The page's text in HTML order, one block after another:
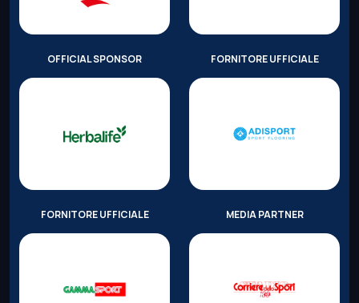
OFFICIAL SPONSOR FORNITORE UFFICIALE
FORNITORE UFFICIALE MEDIA PARTNER